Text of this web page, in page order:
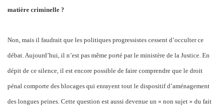
matière criminelle ?
Non, mais il faudrait que les politiques progressistes cessent d’occulter ce
débat. Aujourd’hui, il n’est pas même porté par le ministère de la Justice. En
dépit de ce silence, il est encore possible de faire comprendre que le droit
pénal comporte des blocages qui enrayent tout le dispositif d’aménagement
des longues peines. Cette question est aussi devenue un « non sujet » du fait